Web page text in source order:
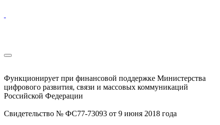
Функционирует при финансовой поддержке Министерства
цифрового развития, связи и массовых коммуникаций
Российской Федерации
Свидетельство № ФС77-73093 от 9 июня 2018 года